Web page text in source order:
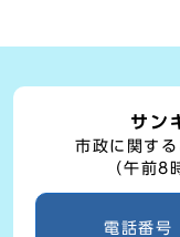
サン
市政に関す
（午前8
電話番号